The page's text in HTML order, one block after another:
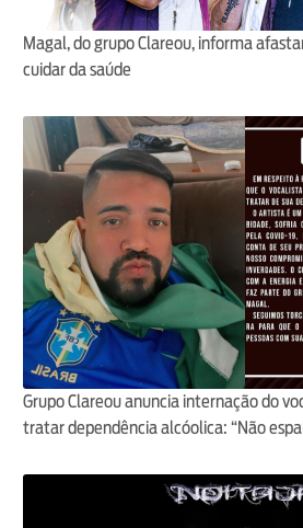
Magal, do grupo Clareou, informa
cuidar da saúde
Grupo Clareou anuncia internação do
tratar dependência alcóolica: “Não